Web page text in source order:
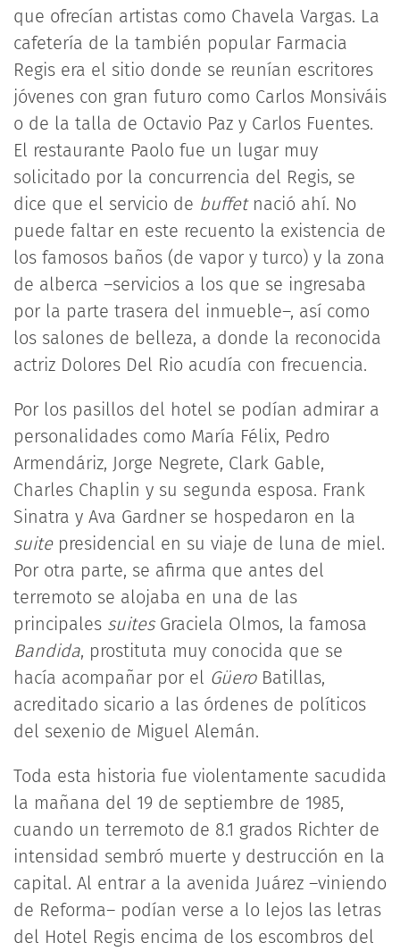
que ofrecían artistas como Chavela Vargas. La
cafetería de la también popular Farmacia
Regis era el sitio donde se reunían escritores
jóvenes con gran futuro como Carlos Monsiváis
o de la talla de Octavio Paz y Carlos Fuentes.
El restaurante Paolo fue un lugar muy
solicitado por la concurrencia del Regis, se
dice que el servicio de buffetnació ahí. No
puede faltar en este recuento la existencia de
los famosos baños (de vapor y turco) y la zona
de alberca –servicios a los que se ingresaba
por la parte trasera del inmueble–, así como
los salones de belleza, a donde la reconocida
actriz Dolores Del Rio acudía con frecuencia.
Por los pasillos del hotel se podían admirar a
personalidades como María Félix, Pedro
Armendáriz, Jorge Negrete, Clark Gable,
Charles Chaplin y su segunda esposa. Frank
Sinatra y Ava Gardner se hospedaron en la
suitepresidencial en su viaje de luna de miel.
Por otra parte, se afirma que antes del
terremoto se alojaba en una de las
principales suitesGraciela Olmos, la famosa
Bandida, prostituta muy conocida que se
hacía acompañar por el GüeroBatillas,
acreditado sicario a las órdenes de políticos
del sexenio de Miguel Alemán.
Toda esta historia fue violentamente sacudida
la mañana del 19 de septiembre de 1985,
cuando un terremoto de 8.1 grados Richter de
intensidad sembró muerte y destrucción en la
capital. Al entrar a la avenida Juárez –viniendo
de Reforma– podían verse a lo lejos las letras
del Hotel Regis encima de los escombros del